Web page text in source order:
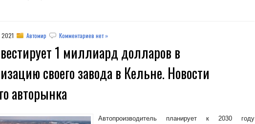
2021 Автомир Комментариев нет »
1 миллиард долларов в
своего завода в Кельне. Новости
авторынка
Автопроизводитель планирует к 2030 году